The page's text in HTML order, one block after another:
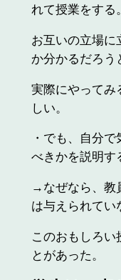
れて授業をする。
お互いの立場
か分かるだろう
実際にやってみ
しい。
・でも、自分
べきかを説明す
→なぜなら、教
は与えられてい
このおもしろ
とがあった。